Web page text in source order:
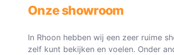
Onze showroom
In Rhoon hebben wij een zeer ruime
zelf kunt bekijken en voelen. Onder